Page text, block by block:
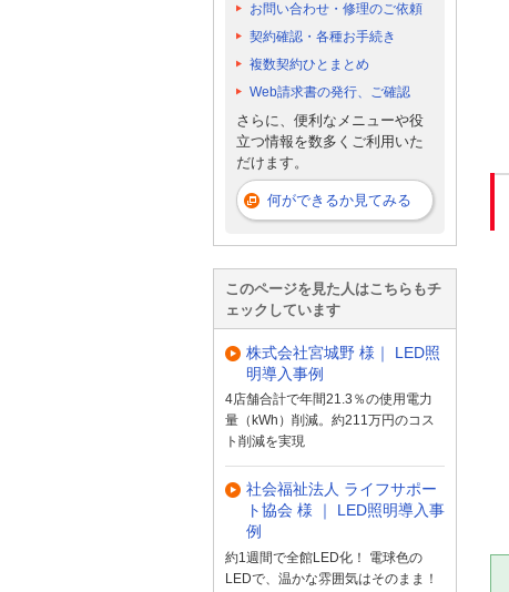
お問い合わせ・修理のご依頼
契約確認・各種お手続き
複数契約ひとまとめ
Web請求書の発行、ご確認
さらに、便利なメニューや役
立つ情報を数多くご利用いた
だけます。
何ができるか見てみる
このページを見た人はこちらもチ
ェックしています
株式会社宮城野 様｜ LED照
明導入事例
4店舗合計で年間21.3％の使用電力
量（kWh）削減。約211万円のコス
ト削減を実現
社会福祉法人 ライフサポー
ト協会 様 ｜ LED照明導入事
例
約1週間で全館LED化！ 電球色の
LEDで、温かな雰囲気はそのまま！